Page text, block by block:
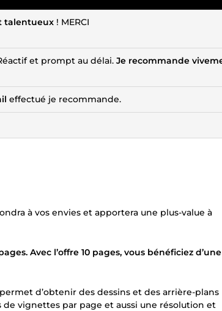
talentueux ! MERCI
et prompt au délai. Je recommande
effectué je recommande.
à vos envies et apportera une plus-value à
Avec l’offre 10 pages, vous bénéficiez d’une
d’obtenir des dessins et des arrière-plans
vignettes par page et aussi une résolution et